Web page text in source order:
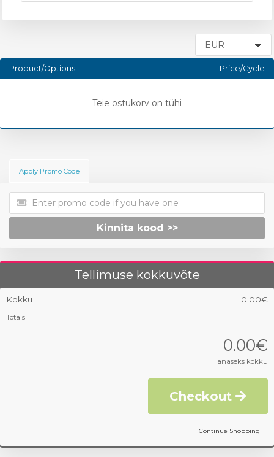
Product/Options Price/Cycle
Teie ostukorv on tühi
Apply Promo Code
Kinnita kood >>
Tellimuse kokkuvõte
Kokku 0.00€
Totals
0.00€
Tänaseks kokku
Checkout
Continue Shopping